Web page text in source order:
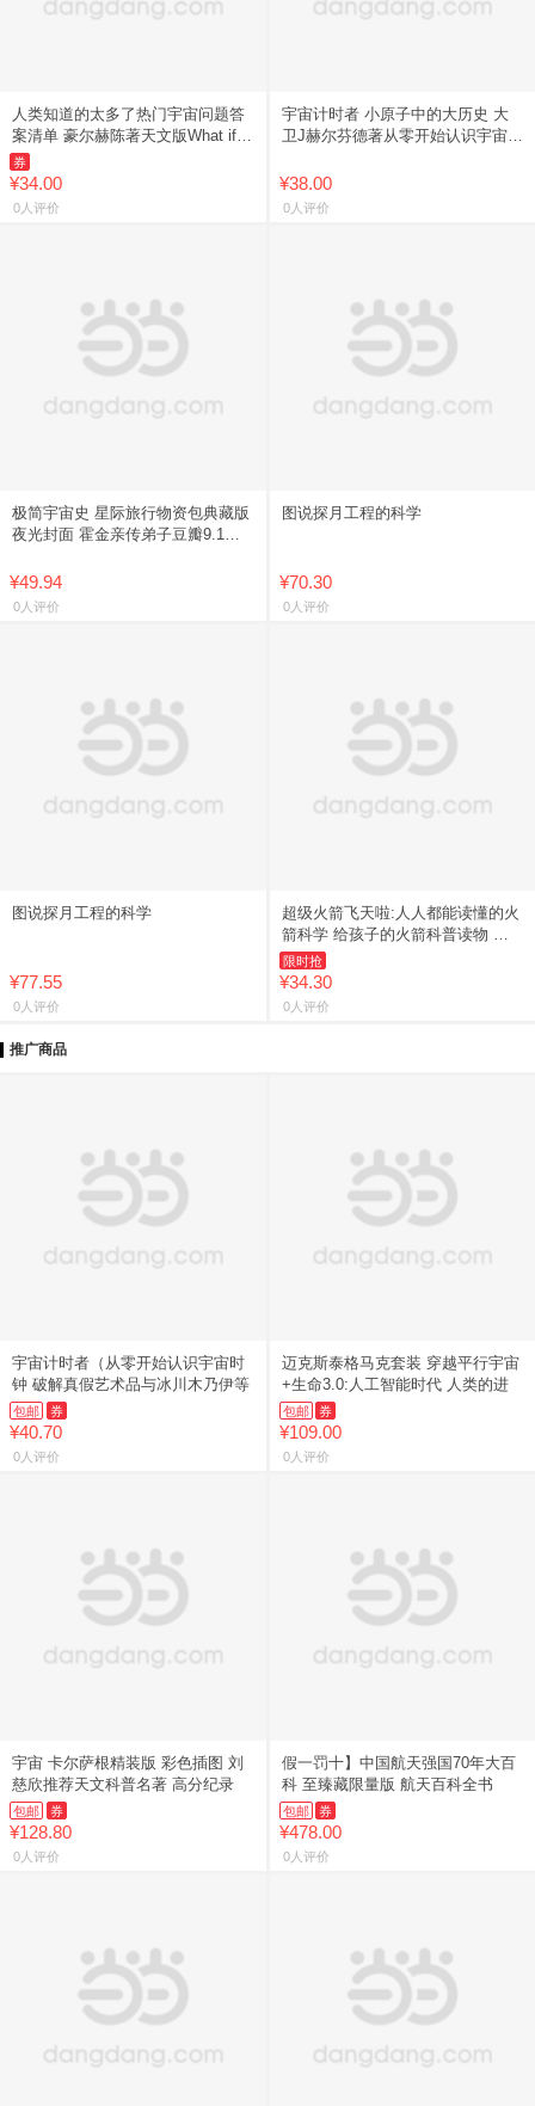
人类知道的太多了热门宇宙问题答
案清单 豪尔赫陈著天文版What if脑
洞杰作 《流浪地球2》科学顾问苟
利军翻译推荐 趣味
券
¥34.00
0人评价
宇宙计时者 小原子中的大历史 大
卫J赫尔芬德著从零开始认识宇宙时
历史疑案《给忙碌者的天体
¥38.00
0人评价
极简宇宙史 星际旅行物资包典藏版
夜光封面 霍金亲传弟子豆瓣9.1科
过霍金。只用1个公式讲
¥49.94
0人评价
图说探月工程的科学
¥70.30
0人评价
图说探月工程的科学
¥77.55
0人评价
超级火箭飞天啦:人人都能读懂的火
箭科学 给孩子的火箭科普读物 让
造火箭的人做你的私人讲解员
限时抢
¥34.30
0人评价
推广商品
宇宙计时者（从零开始认识宇宙时
钟 破解真假艺术品与冰川木乃伊等
包邮 券
¥40.70
0人评价
迈克斯泰格马克套装 穿越平行宇宙
+生命3.0:人工智能时代 人类的进
包邮 券
¥109.00
0人评价
宇宙 卡尔萨根精装版 彩色插图 刘
慈欣推荐天文科普名著 高分纪录
包邮 券
¥128.80
0人评价
假一罚十】中国航天强国70年大百
科 至臻藏限量版 航天百科全书
包邮 券
¥478.00
0人评价